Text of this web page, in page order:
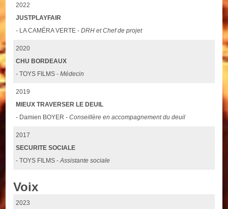
2022
JUSTPLAYFAIR
- LA CAMÉRA VERTE -DRH et Chef de projet
2020
CHU BORDEAUX
- TOYS FILMS -Médecin
2019
MIEUX TRAVERSER LE DEUIL
- Damien BOYER -Conseillère en accompagnement du deuil
2017
SECURITE SOCIALE
- TOYS FILMS -Assistante sociale
Voix
2023